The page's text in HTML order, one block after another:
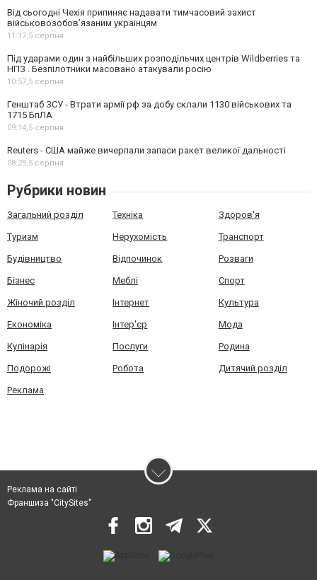
Від сьогодні Чехія припиняє надавати тимчасовий захист
військовозобов’язаним українцям
11:17,5 серпня
Під ударами один з найбільших розподільчих центрів Wildberries та
НПЗ . Безпілотники масовано атакували росію
10:57,5 серпня
Генштаб ЗСУ - Втрати армії рф за добу склали 1130 військових та
1715 БпЛА
09:14,5 серпня
Reuters - США майже вичерпали запаси ракет великої дальності
08:29,5 серпня
Рубрики новин
Загальний розділ Техніка Здоров'я
Туризм Нерухомість Транспорт
Будівництво Відпочинок Розваги
Бізнес Меблі Спорт
Жіночий розділ Інтернет Культура
Економіка Інтер'єр Мода
Кулінарія Послуги Родина
Подорожі Робота Дитячий розділ
Реклама
Реклама на сайті
Франшиза "CitySites"